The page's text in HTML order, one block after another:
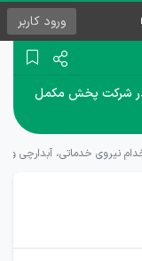
ورود کاربر
در شرکت پخش مکمل
نیروی خدماتی، آبدارچی